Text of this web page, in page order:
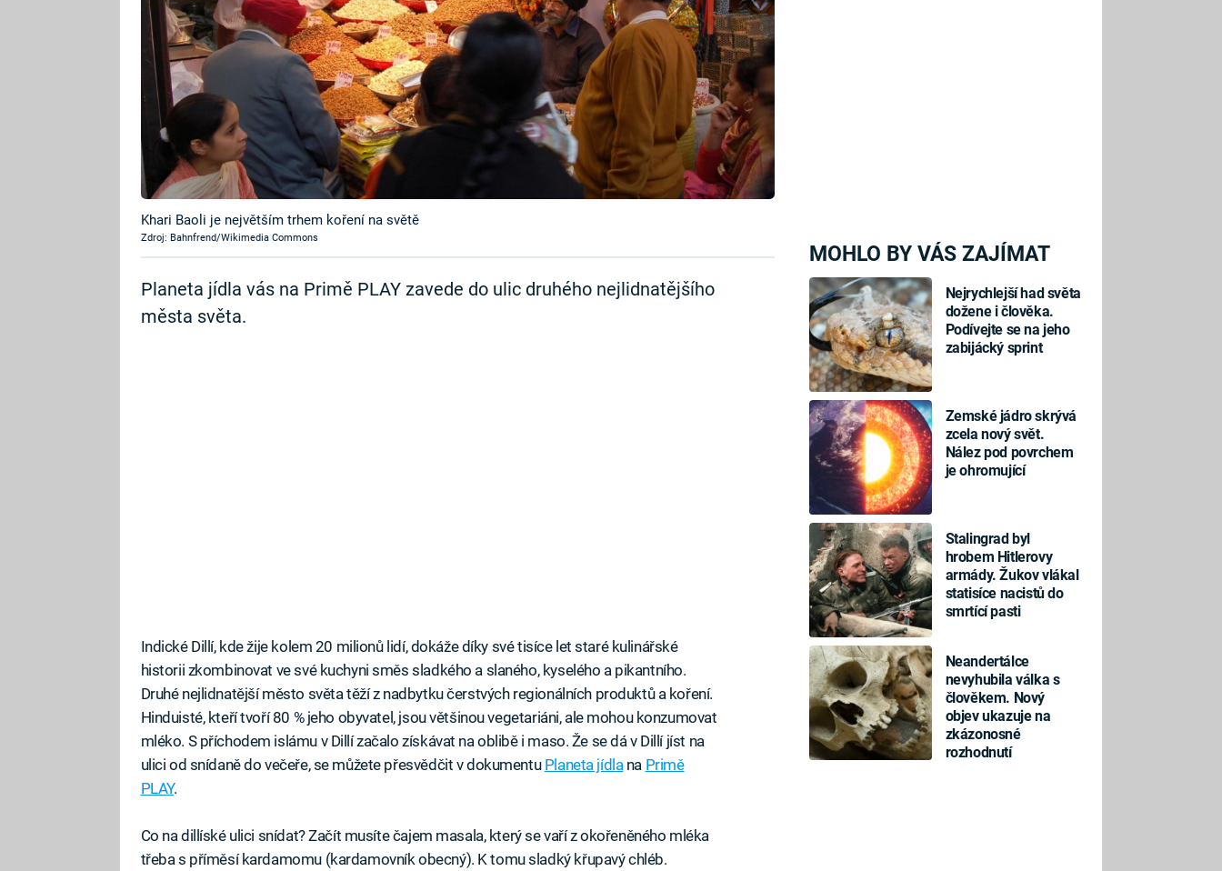
MOHLO BY VÁS ZAJÍMAT
Nejrychlejší had světa
dožene i člověka.
Podívejte se na jeho
zabijácký sprint
Zemské jádro skrývá
zcela nový svět.
Nález pod povrchem
je ohromující
Stalingrad byl
hrobem Hitlerovy
armády. Žukov vlákal
statisíce nacistů do
smrtící pasti
Neandertálce
nevyhubila válka s
člověkem. Nový
objev ukazuje na
zkázonosné
rozhodnutí
Khari Baoli je největším trhem koření na světě
Zdroj: Bahnfrend/Wikimedia Commons
Planeta jídla vás na Primě PLAY zavede do ulic druhého nejlidnatějšího
města světa.
Indické Dillí, kde žije kolem 20 milionů lidí, dokáže díky své tisíce let staré kulinářské
historii zkombinovat ve své kuchyni směs sladkého a slaného, kyselého a pikantního.
Druhé nejlidnatější město světa těží z nadbytku čerstvých regionálních produktů a koření.
Hinduisté, kteří tvoří 80 % jeho obyvatel, jsou většinou vegetariáni, ale mohou konzumovat
mléko. S příchodem islámu v Dillí začalo získávat na oblibě i maso. Že se dá v Dillí jíst na
ulici od snídaně do večeře, se můžete přesvědčit v dokumentu Planeta jídla na Primě
PLAY.
Co na dillíské ulici snídat? Začít musíte čajem masala, který se vaří z okořeněného mléka
třeba s příměsí kardamomu (kardamovník obecný). K tomu sladký křupavý chléb.